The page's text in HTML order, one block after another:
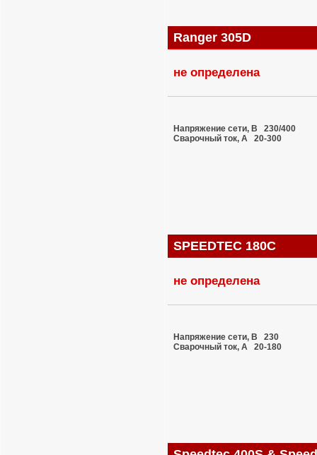
Ranger 305D
не определена
Напряжение сети, В 230/400
Сварочный ток, A 20-300
SPEEDTEC 180C
не определена
Напряжение сети, В 230
Сварочный ток, A 20-180